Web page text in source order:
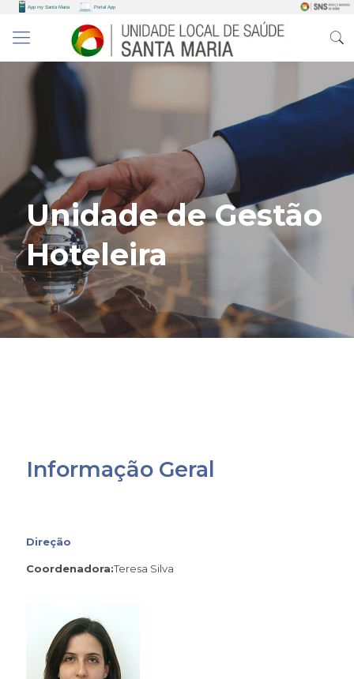
Unidade de Gestão
Hoteleira
Informação Geral
Direção
Coordenadora:Teresa Silva